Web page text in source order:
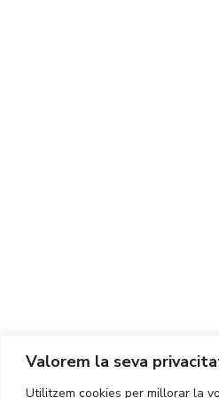
Valorem la seva
Utilitzem cookies per millorar la
CONTACTE
Ed. K2M (Planta 1,